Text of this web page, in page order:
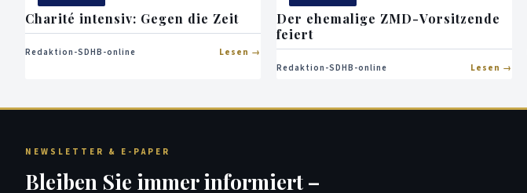
Charité intensiv: Gegen die Zeit
Redaktion-SDHB-online Lesen
Der ehemalige ZMD-Vorsitzende
feiert
Redaktion-SDHB-online Lesen
NEWSLETTER & E-PAPER
Bleiben Sie immer informiert –